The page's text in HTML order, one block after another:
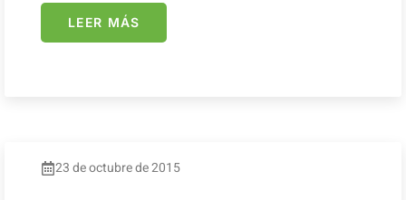
LEER MÁS
23 de octubre de 2015